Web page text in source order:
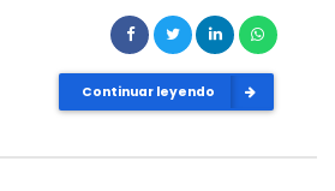
Continuar leyendo